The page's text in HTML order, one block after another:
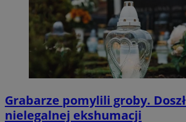
Grabarze pomylili groby.
nielegalnej ekshumacji